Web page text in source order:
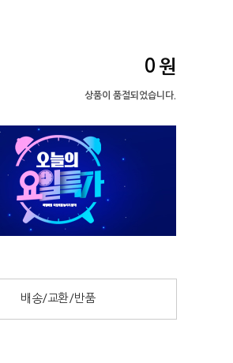
0 원
상품이 품절되었습니다.
배송/교환/반품